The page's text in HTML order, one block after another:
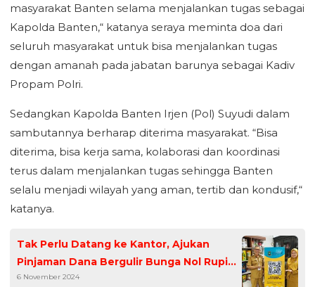
masyarakat Banten selama menjalankan tugas sebagai
Kapolda Banten,“ katanya seraya meminta doa dari
seluruh masyarakat untuk bisa menjalankan tugas
dengan amanah pada jabatan barunya sebagai Kadiv
Propam Polri.
Sedangkan Kapolda Banten Irjen (Pol) Suyudi dalam
sambutannya berharap diterima masyarakat. “Bisa
diterima, bisa kerja sama, kolaborasi dan koordinasi
terus dalam menjalankan tugas sehingga Banten
selalu menjadi wilayah yang aman, tertib dan kondusif,“
katanya.
Tak Perlu Datang ke Kantor, Ajukan
Pinjaman Dana Bergulir Bunga Nol Rupiah
Bisa dari Ponsel
6 November 2024